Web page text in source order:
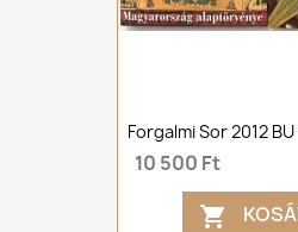
Forgalmi Sor 2012
10 500 Ft
